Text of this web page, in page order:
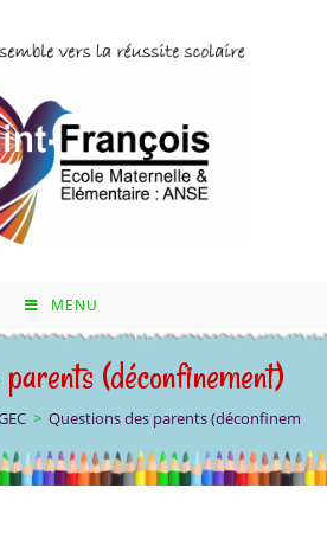
MENU
(déconfinement)
> Questions des parents